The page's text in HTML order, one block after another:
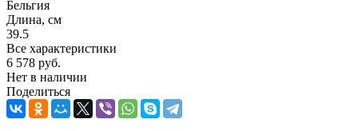
Бельгия
Длина, см
39.5
Все характеристики
6 578 руб.
Нет в наличии
Поделиться